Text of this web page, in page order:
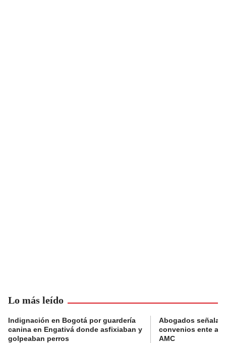
Lo más leído
Indignación en Bogotá por guardería
canina en Engativá donde asfixiaban y
golpeaban perros
Abogados
convenios ente
AMC